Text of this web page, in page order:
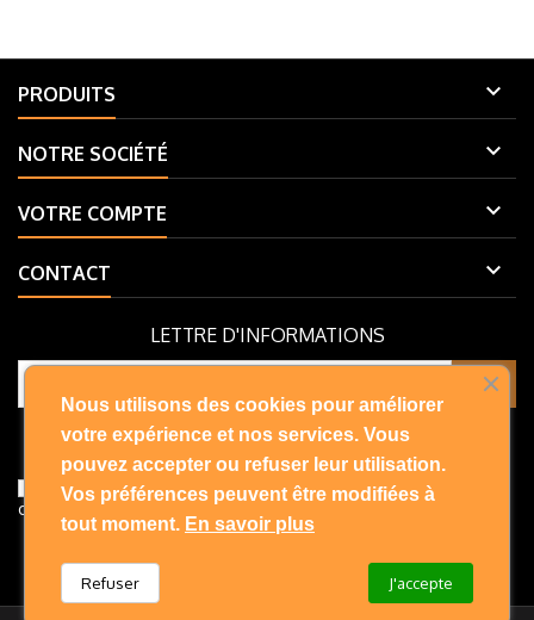
PRODUITS 
NOTRE SOCIÉTÉ 
VOTRE COMPTE 
CONTACT 
LETTRE D'INFORMATIONS
Vous pouvez vous désinscrire à tout moment. Vous trouverez pour
cela nos informations de contact dans les conditions d'utilisation du
site.
J'accepte les conditions générales et la politique de
confidentialité
Nous utilisons des cookies pour améliorer
votre expérience et nos services. Vous
pouvez accepter ou refuser leur utilisation.
Vos préférences peuvent être modifiées à
tout moment. En savoir plus
J'accepte
Refuser